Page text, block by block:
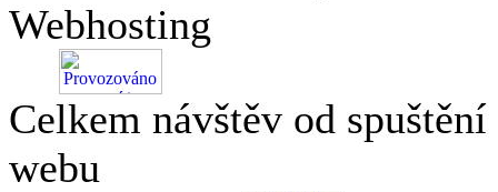
Webhosting
Celkem návštěv od spuštění
webu